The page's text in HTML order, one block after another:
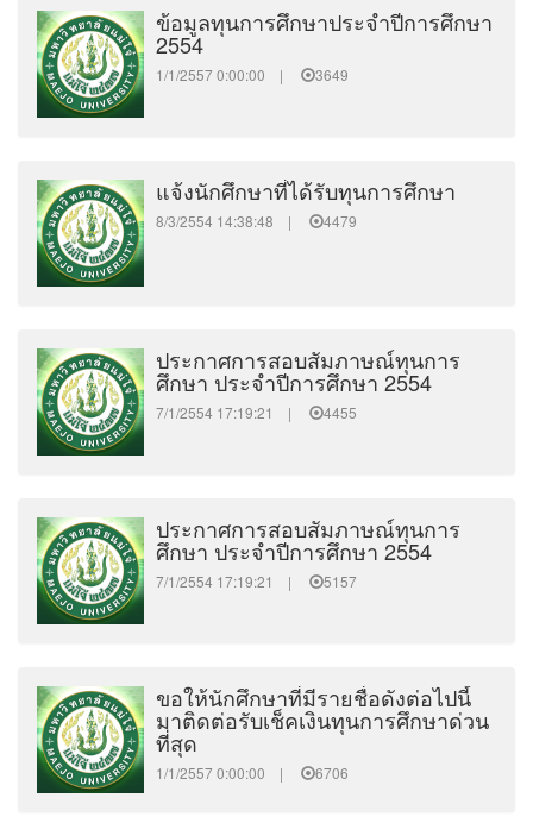
ข้อมูลทุนการศึกษาประจำปีการศึกษา
2554
1/1/2557 0:00:00 | 3649
แจ้งนักศึกษาที่ได้รับทุนการศึกษา
8/3/2554 14:38:48 | 4479
ประกาศการสอบสัมภาษณ์ทุนการ
ศึกษา ประจำปีการศึกษา 2554
7/1/2554 17:19:21 | 4455
ประกาศการสอบสัมภาษณ์ทุนการ
ศึกษา ประจำปีการศึกษา 2554
7/1/2554 17:19:21 | 5157
ขอให้นักศึกษาที่มีรายชื่อดังต่อไปนี้
มาติดต่อรับเช็คเงินทุนการศึกษาด่วน
ที่สุด
1/1/2557 0:00:00 | 6706